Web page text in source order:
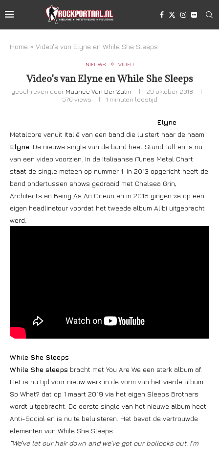
Home » Video's van Elyne en While She Sleeps
NIEUWS VIDEO
Video's van Elyne en While She Sleeps
geschreven door Maurice Van Der Zalm
29 oktober 2018
570 views 1 minuten leestijd
Elyne
Metalcore vanuit Italië van een band die luistert naar de naam
Elyne . De nieuwe single van de band heet Stand Tall en is nu
van een video voorzien. In de Italiaanse iTunes Metal Chart
staat de single meteen op nummer 1. In 2013 opgericht heeft de
band ondertussen shows gedraaid met Chelsea Grin,
Architects en Being As An Ocean en in 2015 gingen ze op een
eigen headlinetour voordat het tweede album Alibi uitgebracht
werd.
While She Sleeps
While She sleeps bracht met You Are We een sterk album af.
Het is nu tijd voor nieuw werk in de vorm van het vierde album
So What? dat op 1 maart 2019 via het eigen Sleeps Brothers
wordt uitgebracht. De eerste single van het nieuwe album heet
Anti-Social en is nu te beluisteren. Het bevat de vertrouwde
elementen van While She Sleeps.
“We’ve let our hair down and we’ve got our bollocks out. I’m